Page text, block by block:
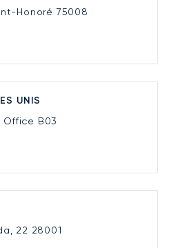
Honoré 75008
UNIS
B03
22 28001